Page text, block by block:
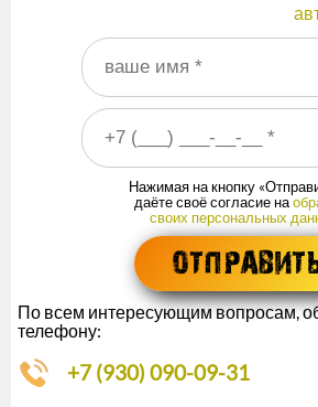
Ваше имя
Ваш номер телефона
Нажимая на кнопку
даёте своё согласие на
своих персональных
По всем интересующим вопросам,
телефону:
+7 (930) 090-09-31